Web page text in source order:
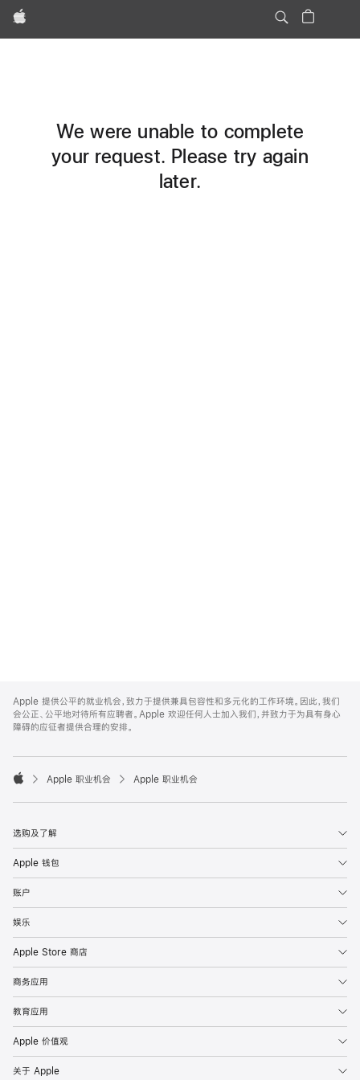
Apple
We were unable to complete
your request. Please try again
later.
Footer
Apple 提供公平的就业机会，致力于提供兼具包容性和多元化的工作环境。因此，我们
会公正、公平地对待所有应聘者。Apple 欢迎任何人士加入我们，并致力于为具有身心
障碍的应征者提供合理的安排。

Apple 职业机会 Apple 职业机会
选购及了解
Apple 钱包
账户
娱乐
Apple Store 商店
商务应用
教育应用
Apple 价值观
关于 Apple